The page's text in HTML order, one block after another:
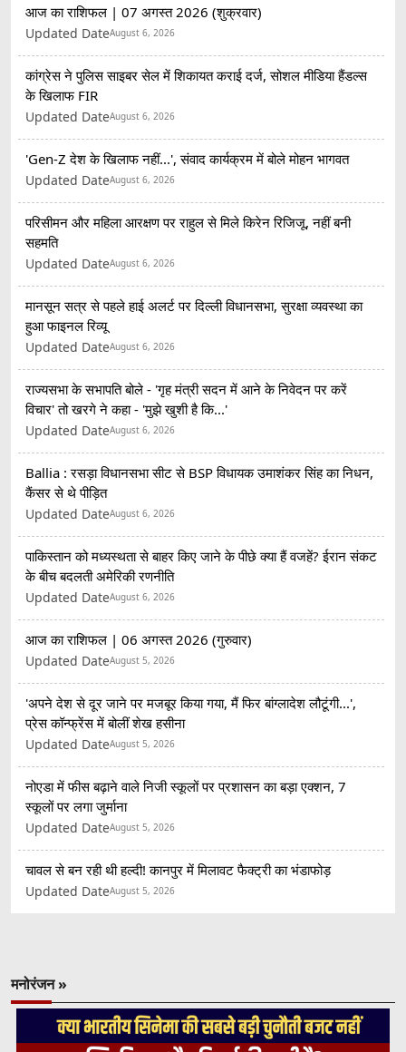
आज का राशिफल | 07 अगस्त 2026 (शुक्रवार)
Updated DateAugust 6, 2026
कांग्रेस ने पुलिस साइबर सेल में शिकायत कराई दर्ज, सोशल मीडिया हैंडल्स
के खिलाफ FIR
Updated DateAugust 6, 2026
'Gen-Z देश के खिलाफ नहीं...', संवाद कार्यक्रम में बोले मोहन भागवत
Updated DateAugust 6, 2026
परिसीमन और महिला आरक्षण पर राहुल से मिले किरेन रिजिजू, नहीं बनी
सहमति
Updated DateAugust 6, 2026
मानसून सत्र से पहले हाई अलर्ट पर दिल्ली विधानसभा, सुरक्षा व्यवस्था का
हुआ फाइनल रिव्यू
Updated DateAugust 6, 2026
राज्यसभा के सभापति बोले - 'गृह मंत्री सदन में आने के निवेदन पर करें
विचार' तो खरगे ने कहा - 'मुझे खुशी है कि...'
Updated DateAugust 6, 2026
Ballia : रसड़ा विधानसभा सीट से BSP विधायक उमाशंकर सिंह का निधन,
कैंसर से थे पीड़ित
Updated DateAugust 6, 2026
पाकिस्तान को मध्यस्थता से बाहर किए जाने के पीछे क्या हैं वजहें? ईरान संकट
के बीच बदलती अमेरिकी रणनीति
Updated DateAugust 6, 2026
आज का राशिफल | 06 अगस्त 2026 (गुरुवार)
Updated DateAugust 5, 2026
'अपने देश से दूर जाने पर मजबूर किया गया, मैं फिर बांग्लादेश लौटूंगी...',
प्रेस कॉन्फ्रेंस में बोलीं शेख हसीना
Updated DateAugust 5, 2026
नोएडा में फीस बढ़ाने वाले निजी स्कूलों पर प्रशासन का बड़ा एक्शन, 7
स्कूलों पर लगा जुर्माना
Updated DateAugust 5, 2026
चावल से बन रही थी हल्दी! कानपुर में मिलावट फैक्ट्री का भंडाफोड़
Updated DateAugust 5, 2026
मनोरंजन »